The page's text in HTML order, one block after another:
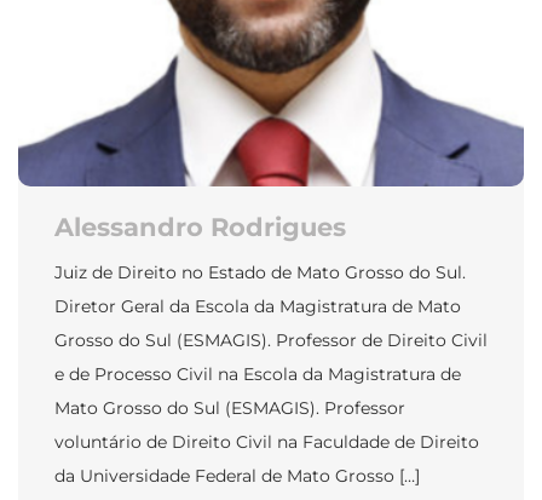
Alessandro Rodrigues
Juiz de Direito no Estado de Mato Grosso do Sul.
Diretor Geral da Escola da Magistratura de Mato
Grosso do Sul (ESMAGIS). Professor de Direito Civil
e de Processo Civil na Escola da Magistratura de
Mato Grosso do Sul (ESMAGIS). Professor
voluntário de Direito Civil na Faculdade de Direito
da Universidade Federal de Mato Grosso […]